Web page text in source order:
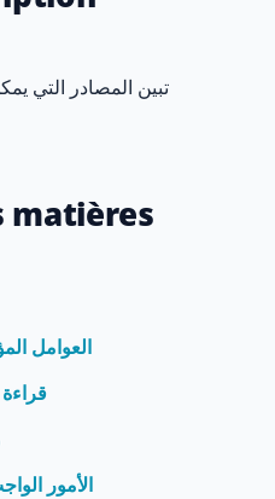
تبين المصادر التي
matières
2. العوامل
3.
5. الأمور